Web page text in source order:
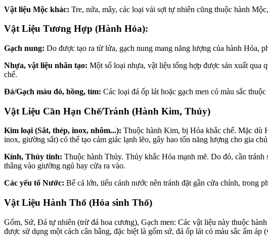
Vật liệu Mộc khác: Tre, nứa, mây, các loại vải sợi tự nhiên cũng thuộc hành
Vật Liệu Tương Hợp (Hành Hỏa):
Gạch nung: Do được tạo ra từ lửa, gạch nung mang năng lượng của hành Hỏa,
Nhựa, vật liệu nhân tạo: Một số loại nhựa, vật liệu tổng hợp được sản xuất qua
chế.
Đá/Gạch màu đỏ, hồng, tím: Các loại đá ốp lát hoặc gạch men có màu sắc
Vật Liệu Cần Hạn Chế/Tránh (Hành Kim, Thủy)
Kim loại (Sắt, thép, inox, nhôm...): Thuộc hành Kim, bị Hỏa khắc chế. Mặc dù
inox, giường sắt) có thể tạo cảm giác lạnh lẽo, gây hao tổn năng lượng cho gia
Kính, Thủy tinh: Thuộc hành Thủy. Thủy khắc Hỏa mạnh mẽ. Do đó, cần
thẳng vào giường ngủ hay cửa ra vào.
Các yếu tố Nước: Bể cá lớn, tiểu cảnh nước nên tránh đặt gần cửa chính, trong
Vật Liệu Hành Thổ (Hỏa sinh Thổ)
Gốm, Sứ, Đá tự nhiên (trừ đá hoa cương), Gạch men: Các vật liệu này thuộc
được sử dụng một cách cân bằng, đặc biệt là gốm sứ, đá ốp lát có màu sắc ấm